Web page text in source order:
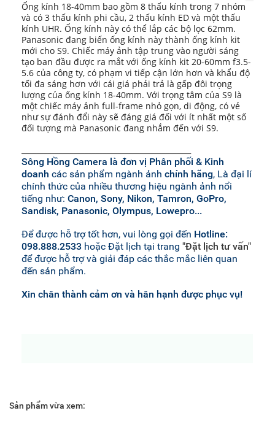
Ống kính 18-40mm bao gồm 8 thấu kính trong 7 nhóm
và có 3 thấu kính phi cầu, 2 thấu kính ED và một thấu
kính UHR. Ống kính này có thể lắp các bộ lọc 62mm.
Panasonic đang biến ống kính này thành ống kính kit
mới cho S9. Chiếc máy ảnh tập trung vào người sáng
tạo ban đầu được ra mắt với ống kính kit 20-60mm f3.5-
5.6 của công ty, có phạm vi tiếp cận lớn hơn và khẩu độ
tối đa sáng hơn với cái giá phải trả là gấp đôi trọng
lượng của ống kính 18-40mm. Với trọng tâm của S9 là
một chiếc máy ảnh full-frame nhỏ gọn, di động, có vẻ
như sự đánh đổi này sẽ đáng giá đối với ít nhất một số
đối tượng mà Panasonic đang nhắm đến với S9.
Sông Hồng Camera là đơn vị Phân phối & Kinh
doanh các sản phẩm ngành ảnh chính hãng, Là đại lí
chính thức của nhiều thương hiệu ngành ảnh nổi
tiếng như: Canon, Sony, Nikon, Tamron, GoPro,
Sandisk, Panasonic, Olympus, Lowepro...
Để được hỗ trợ tốt hơn, vui lòng gọi đến Hotline:
098.888.2533 hoặc Đặt lịch tại trang "Đặt lịch tư vấn"
để được hỗ trợ và giải đáp các thắc mắc liên quan
đến sản phẩm.
Xin chân thành cảm ơn và hân hạnh được phục vụ!
Sản phẩm vừa xem: